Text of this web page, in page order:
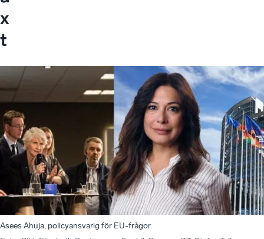
x
t
Asees Ahuja, policyansvarig för EU-frågor.